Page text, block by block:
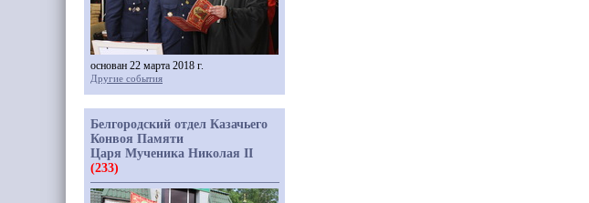
основан 22 марта 2018 г.
Другие события
Белгородский отдел Казачьего
Конвоя Памяти
Царя Мученика Николая II
(233)